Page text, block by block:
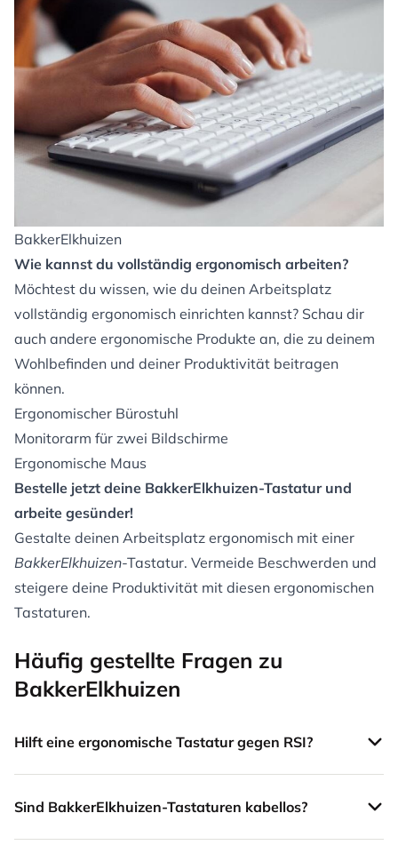
BakkerElkhuizen
Wie kannst du vollständig ergonomisch arbeiten?
Möchtest du wissen, wie du deinen Arbeitsplatz
vollständig ergonomisch einrichten kannst? Schau dir
auch andere ergonomische Produkte an, die zu deinem
Wohlbefinden und deiner Produktivität beitragen
können.
Ergonomischer Bürostuhl
Monitorarm für zwei Bildschirme
Ergonomische Maus
Bestelle jetzt deine BakkerElkhuizen-Tastatur und
arbeite gesünder!
Gestalte deinen Arbeitsplatz ergonomisch mit einer
BakkerElkhuizen-Tastatur. Vermeide Beschwerden und
steigere deine Produktivität mit diesen ergonomischen
Tastaturen.
Häufig gestellte Fragen zu
BakkerElkhuizen
Hilft eine ergonomische Tastatur gegen RSI?
Sind BakkerElkhuizen-Tastaturen kabellos?